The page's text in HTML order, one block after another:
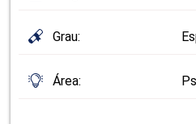
Grau:
Área: